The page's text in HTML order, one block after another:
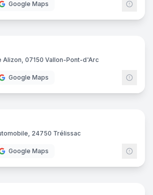
Google Maps
7
Alizon, 07150 Vallon-Pont-d'Arc
Google Maps
9
24750 Trélissac
Google Maps
7